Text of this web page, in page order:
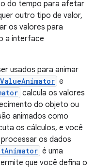
do tempo para afetar
outro tipo de valor,
os valores para
a interface
usados para animar
ValueAnimator e
calcula os valores
do objeto ou
animados como
os cálculos, e você
os dados
é uma
que você defina o